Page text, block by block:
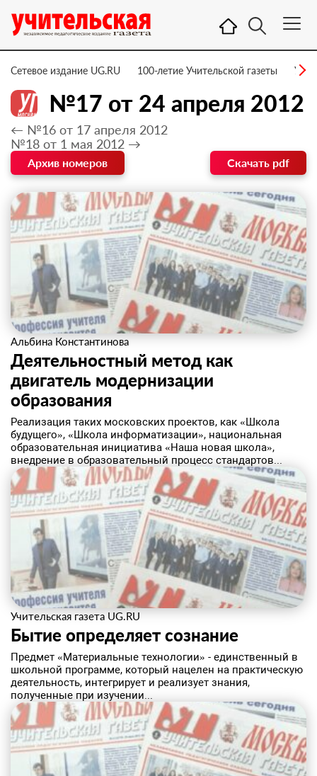
Сетевое издание UG.RU 100-летие Учительской газеты УГ –
№17 от 24 апреля 2012
← №16 от 17 апреля 2012
№18 от 1 мая 2012 →
Архив номеров Скачать pdf
Альбина Константинова
Деятельностный метод как
двигатель модернизации
образования
​Реализация таких московских проектов, как «Школа
будущего», «Школа информатизации», национальная
образовательная инициатива «Наша новая школа»,
внедрение в образовательный процесс стандартов...
Учительская газета UG.RU
Бытие определяет сознание
Предмет «Материальные технологии» - единственный в
школьной программе, который нацелен на практическую
деятельность, интегрирует и реализует знания,
полученные при изучении...